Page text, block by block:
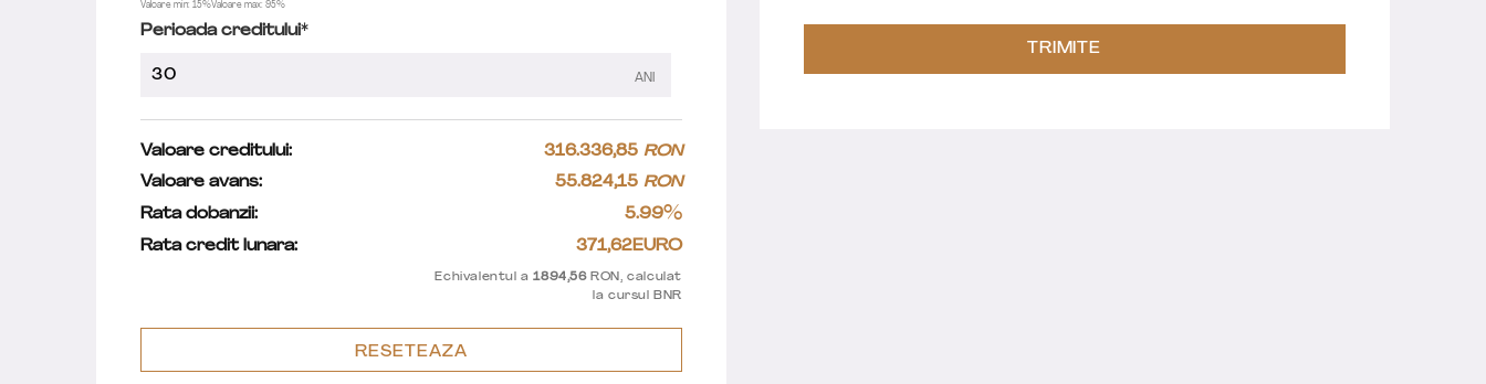
Valoare min: 15%Valoare max: 95%
Perioada creditului*
ANI
Valoare creditului: 316.336,85 RON
Valoare avans:
55.824,15 RON
Rata dobanzii:
5.99%
Rata credit lunara: 371,62EURO
Echivalentul a1894,56RON, calculat
la cursul BNR